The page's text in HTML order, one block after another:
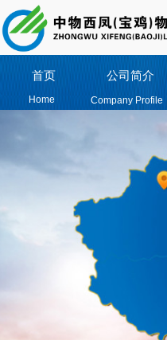
Home Company Profile
首页 公司简介